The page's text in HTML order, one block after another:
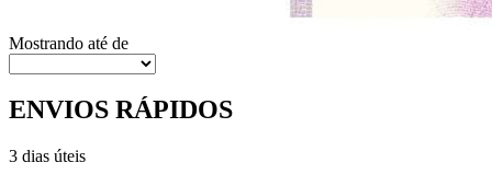
Mostrando até de
ENVIOS RÁPIDOS
3 dias úteis